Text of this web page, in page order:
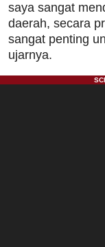
saya sangat
daerah, secara
sangat penting
ujarnya.